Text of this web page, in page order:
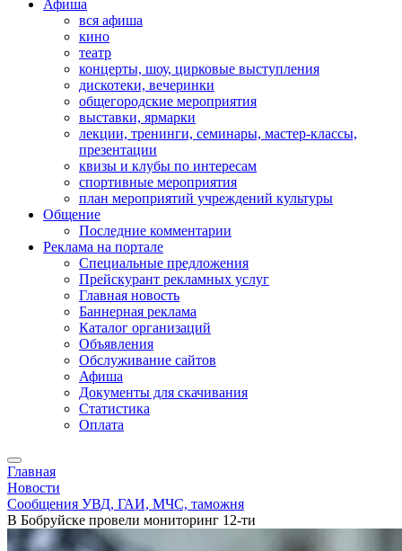
Афиша
вся афиша
кино
театр
концерты, шоу, цирковые выступления
дискотеки, вечеринки
общегородские мероприятия
выставки, ярмарки
лекции, тренинги, семинары, мастер-классы,
презентации
квизы и клубы по интересам
спортивные мероприятия
план мероприятий учреждений культуры
Общение
Последние комментарии
Реклама на портале
Специальные предложения
Прейскурант рекламных услуг
Главная новость
Баннерная реклама
Каталог организаций
Объявления
Обслуживание сайтов
Афиша
Документы для скачивания
Статистика
Оплата
Главная
Новости
Сообщения УВД, ГАИ, МЧС, таможня
В Бобруйске провели мониторинг 12-ти